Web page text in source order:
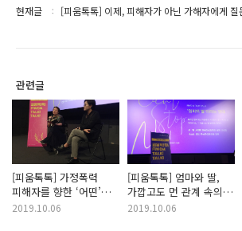
현재글 [피움톡톡] 이제, 피해자가 아닌 가해자에게 질
관련글
[피움톡톡] 가정폭력
피해자를 향한 ‘어떤’
시선
2019.10.06
[피움톡톡] 엄마와 딸,
가깝고도 먼 관계 속의
연대
2019.10.06